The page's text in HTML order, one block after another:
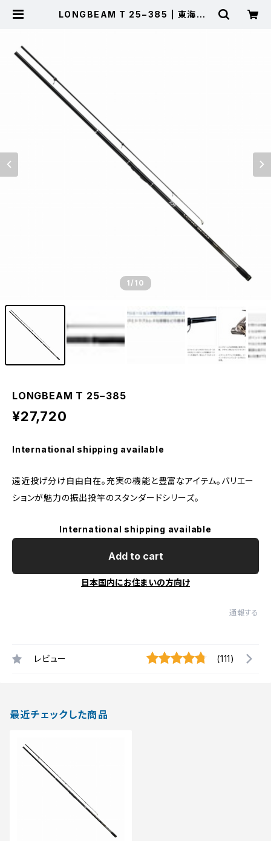
LONGBEAM T 25−385 | 東海つり
1/10
LONGBEAM T 25−385
¥27,720
International shipping available
遠近投げ分け自由自在。充実の機能と豊富なアイテム。バリエー
ションが魅力の振出投竿のスタンダードシリーズ。
International shipping available
Add to cart
日本国内にお住まいの方向け
通報する
レビュー (111)
最近チェックした商品